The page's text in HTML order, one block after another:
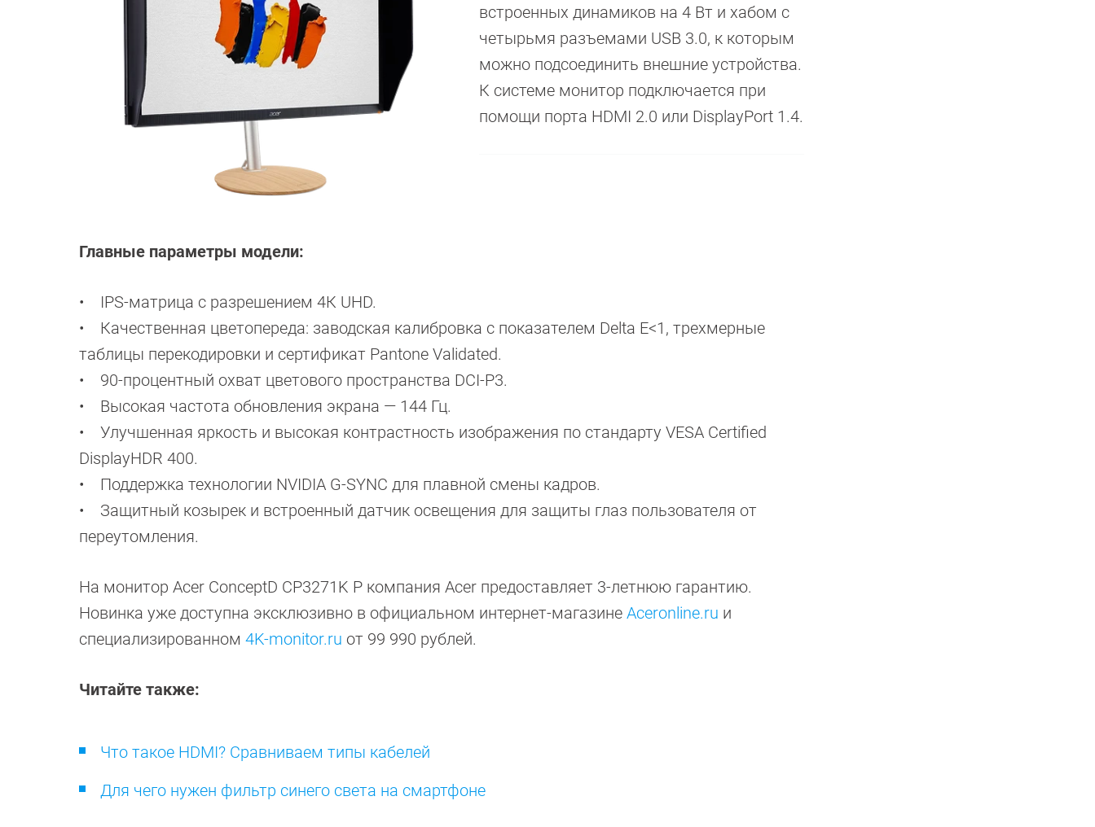
встроенных динамиков на 4 Вт и хабом с
четырьмя разъемами USB 3.0, к которым
можно подсоединить внешние устройства.
К системе монитор подключается при
помощи порта HDMI 2.0 или DisplayPort 1.4.
Главные параметры модели:
• IPS-матрица с разрешением 4К UHD.
• Качественная цветопереда: заводская калибровка с показателем Delta E<1, трехмерные
таблицы перекодировки и сертификат Pantone Validated.
• 90-процентный охват цветового пространства DCI-P3.
• Высокая частота обновления экрана — 144 Гц.
• Улучшенная яркость и высокая контрастность изображения по стандарту VESA Certified
DisplayHDR 400.
• Поддержка технологии NVIDIA G-SYNC для плавной смены кадров.
• Защитный козырек и встроенный датчик освещения для защиты глаз пользователя от
переутомления.
На монитор Acer ConceptD CP3271K P компания Acer предоставляет 3-летнюю гарантию.
Новинка уже доступна эксклюзивно в официальном интернет-магазине Aceronline.ru и
специализированном 4K-monitor.ru от 99 990 рублей.
Читайте также:
Что такое HDMI? Сравниваем типы кабелей
Для чего нужен фильтр синего света на смартфоне